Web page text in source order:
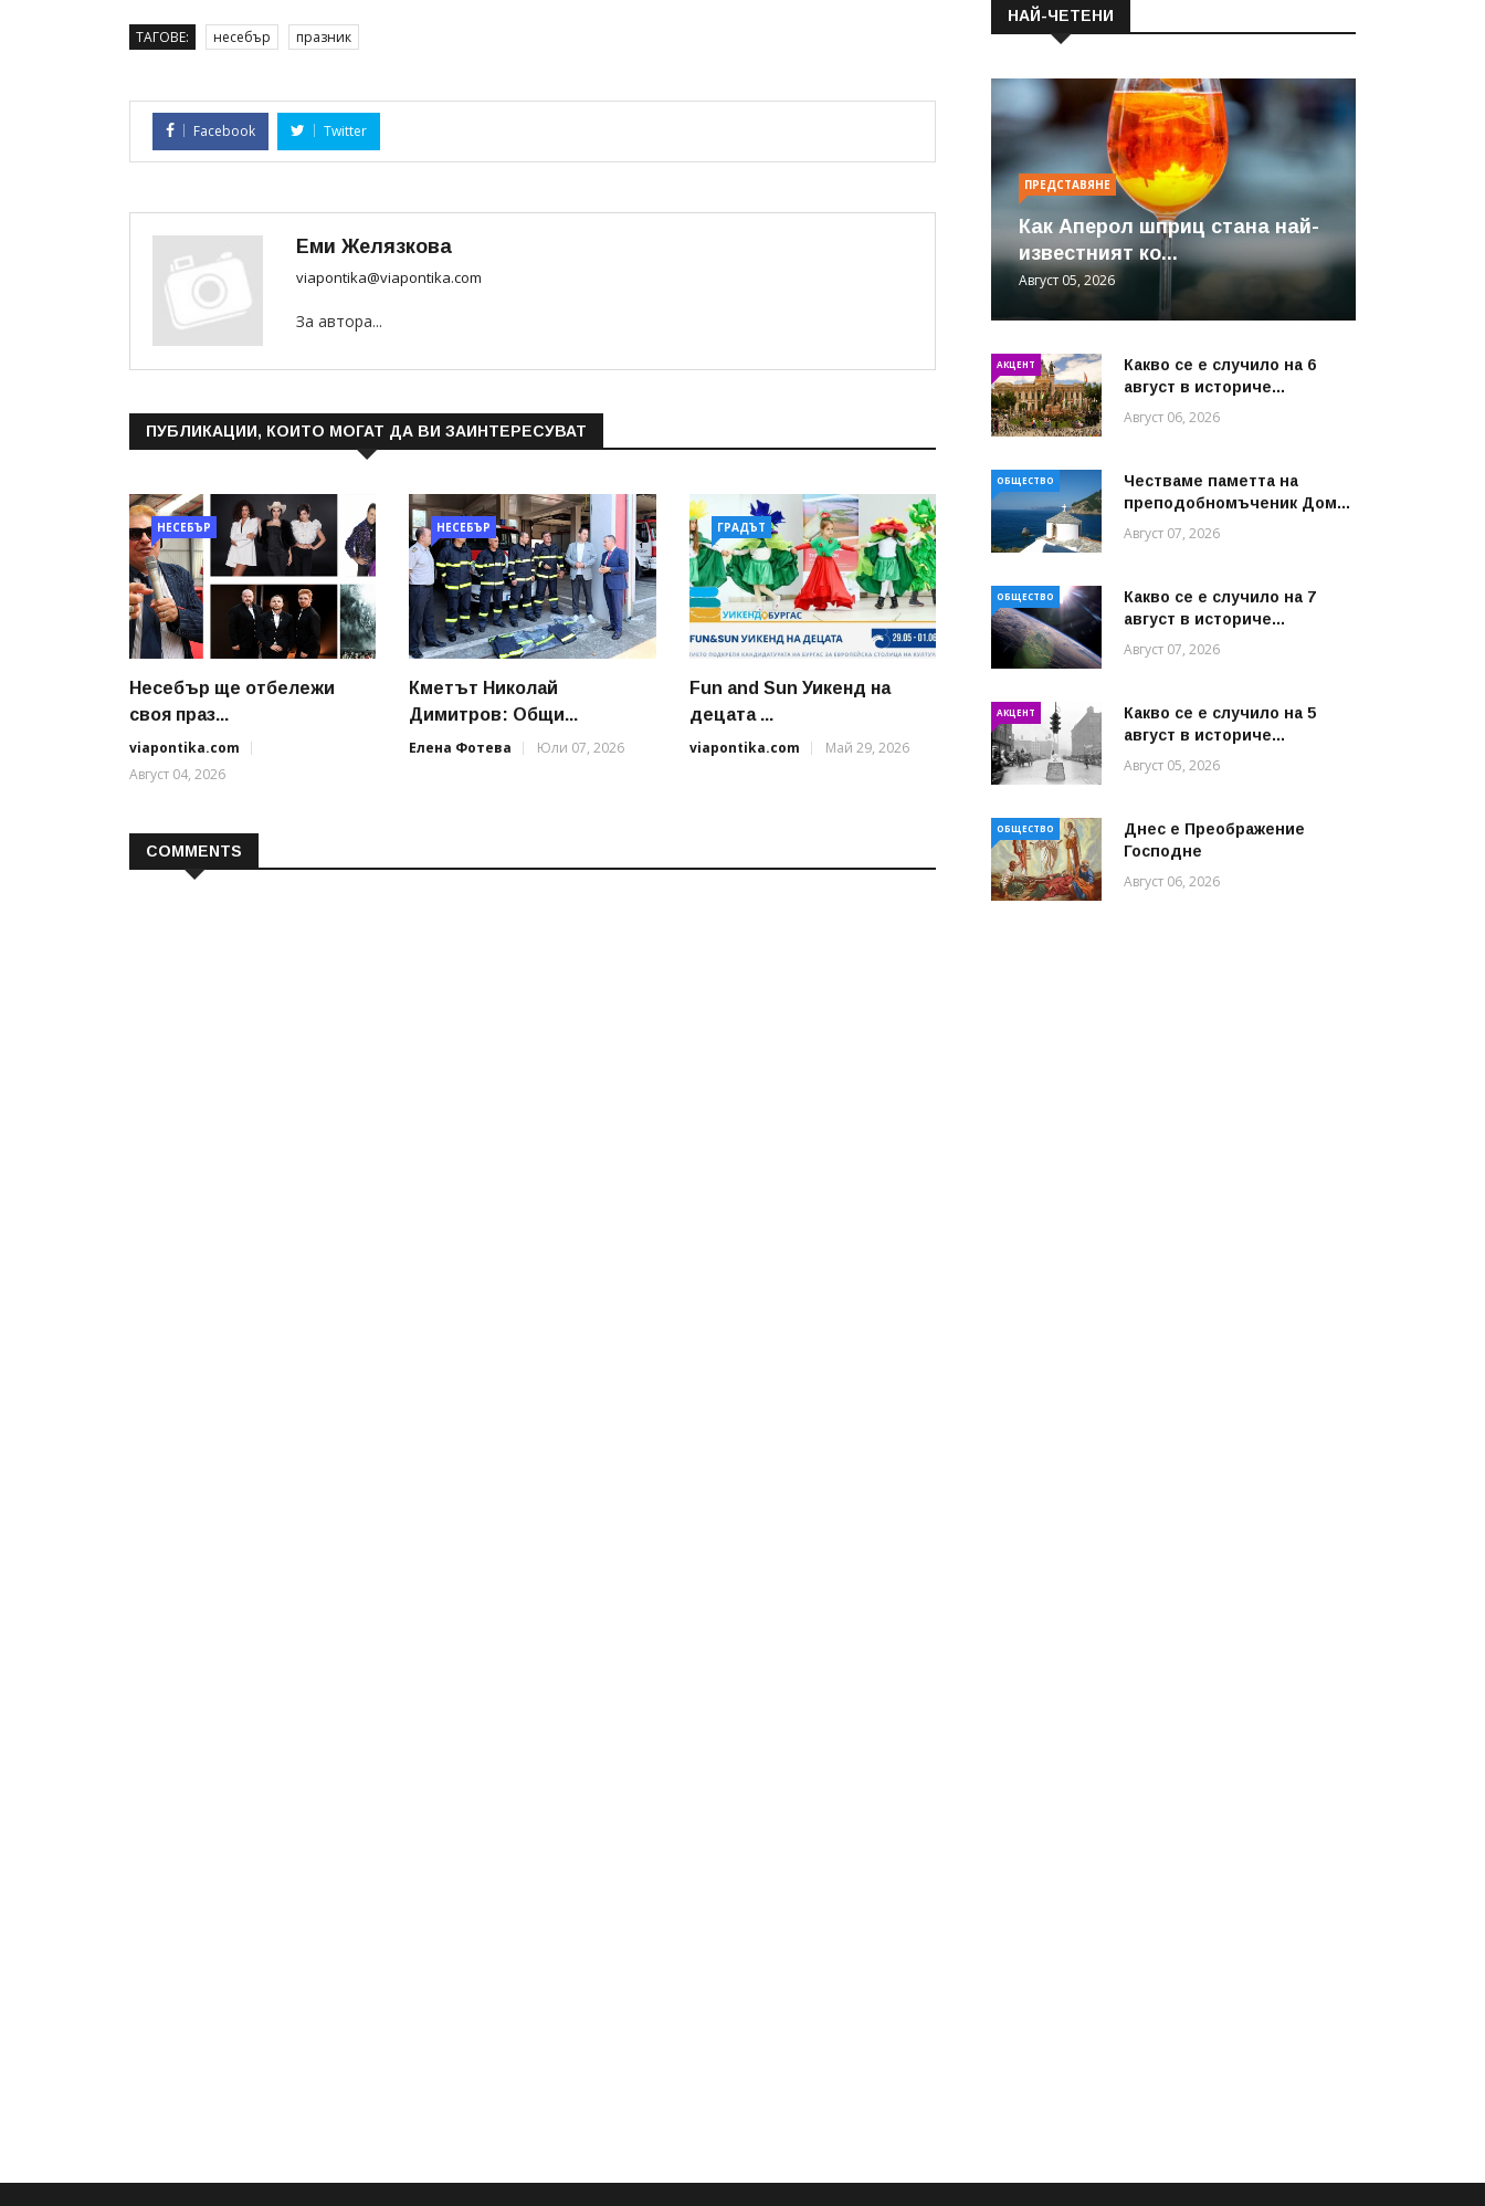
ТАГОВЕ: несебър празник
Facebook Twitter
Еми Желязкова
viapontika@viapontika.com
За автора...
ПУБЛИКАЦИИ, КОИТО МОГАТ ДА ВИ ЗАИНТЕРЕСУВАТ
НЕСЕБЪР
Несебър ще отбележи
своя праз...
viapontika.com
Август 04, 2026
НЕСЕБЪР
Кметът Николай
Димитров: Общи...
Елена Фотева
Юли 07, 2026
ГРАДЪТ
Fun and Sun Уикенд на
децата ...
viapontika.com
Май 29, 2026
COMMENTS
НАЙ-ЧЕТЕНИ
ПРЕДСТАВЯНЕ
Как Аперол шприц стана най-
известният ко...
Август 05, 2026
АКЦЕНТ
Какво се е случило на 6
август в историче...
Август 06, 2026
ОБЩЕСТВО
Честваме паметта на
преподобномъченик Дом...
Август 07, 2026
ОБЩЕСТВО
Какво се е случило на 7
август в историче...
Август 07, 2026
АКЦЕНТ
Какво се е случило на 5
август в историче...
Август 05, 2026
ОБЩЕСТВО
Днес е Преображение
Господне
Август 06, 2026